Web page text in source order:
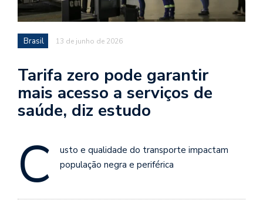
Brasil 13 de junho de 2026
Tarifa zero pode garantir
mais acesso a serviços de
saúde, diz estudo
C
usto e qualidade do transporte impactam
população negra e periférica